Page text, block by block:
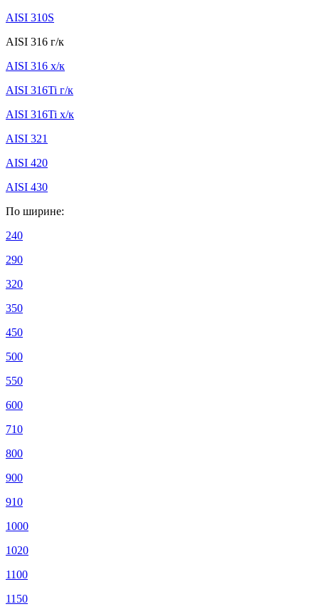
AISI 310S
AISI 316 г/к
AISI 316 х/к
AISI 316Ti г/к
AISI 316Ti х/к
AISI 321
AISI 420
AISI 430
По ширине:
240
290
320
350
450
500
550
600
710
800
900
910
1000
1020
1100
1150